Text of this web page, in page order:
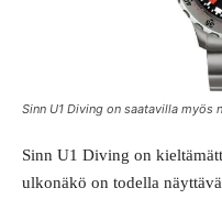
Sinn U1 Diving on saatavilla myös
Sinn U1 Diving on
ulkonäkö on todella